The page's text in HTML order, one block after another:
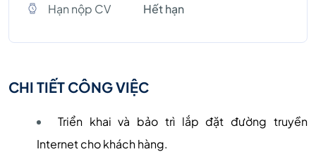
Hạn nộp CV Hết hạn
CHI TIẾT CÔNG VIỆC
Triển khai và bảo trì lắp đặt đường truyền
Internet cho khách hàng.